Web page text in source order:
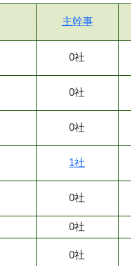
主幹事
0社
0社
0社
1社
0社
0社
0社